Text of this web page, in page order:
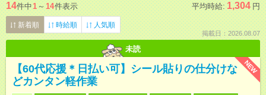
14件中1 ～ 14件表示 平均時給: 1,304 円
新着順 時給順 人気順
掲載日：2026.08.07
未読
NEW
【60代応援＊日払い可】シール貼りの仕分けな
どカンタン軽作業